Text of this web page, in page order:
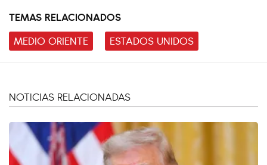
TEMAS RELACIONADOS
MEDIO ORIENTE
ESTADOS UNIDOS
NOTICIAS RELACIONADAS